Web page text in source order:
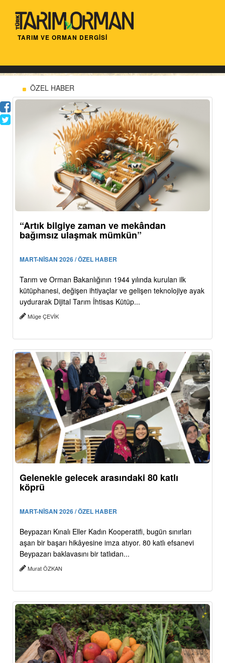
TARIM VE ORMAN DERGİSİ
ÖZEL HABER
“Artık bilgiye zaman ve mekândan
bağımsız ulaşmak mümkün”
MART-NİSAN 2026 / ÖZEL HABER
Tarım ve Orman Bakanlığının 1944 yılında kurulan ilk
kütüphanesi, değişen ihtiyaçlar ve gelişen teknolojiye ayak
uydurarak Dijital Tarım İhtisas Kütüp...
Müge ÇEVİK
Gelenekle gelecek arasındaki 80 katlı
köprü
MART-NİSAN 2026 / ÖZEL HABER
Beypazarı Kınalı Eller Kadın Kooperatifi, bugün sınırları
aşan bir başarı hikâyesine imza atıyor. 80 katlı efsanevi
Beypazarı baklavasını bir tatlıdan...
Murat ÖZKAN